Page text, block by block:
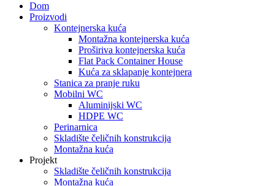
Dom
Proizvodi
Kontejnerska kuća
Montažna kontejnerska kuća
Proširiva kontejnerska kuća
Flat Pack Container House
Kuća za sklapanje kontejnera
Stanica za pranje ruku
Mobilni WC
Aluminijski WC
HDPE WC
Perinarnica
Skladište čeličnih konstrukcija
Montažna kuća
Projekt
Skladište čeličnih konstrukcija
Montažna kuća